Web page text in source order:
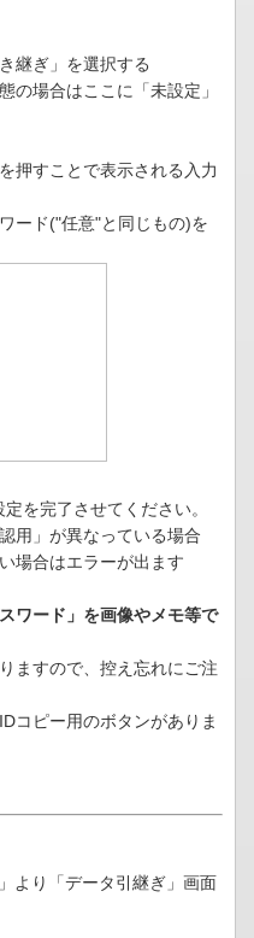
継ぎ」を選択する
の場合はここに「未設定」
押すことで表示される入力
ード("任意"と同じもの)を
を完了させてください。
用」が異なっている場合
場合はエラーが出ます
ワード」を画像やメモ等で
ますので、控え忘れにご注
コピー用のボタンがありま
より「データ引継ぎ」画面